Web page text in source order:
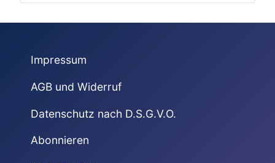
Impressum
AGB und Widerruf
Datenschutz nach D.S.G.V.O.
Abonnieren